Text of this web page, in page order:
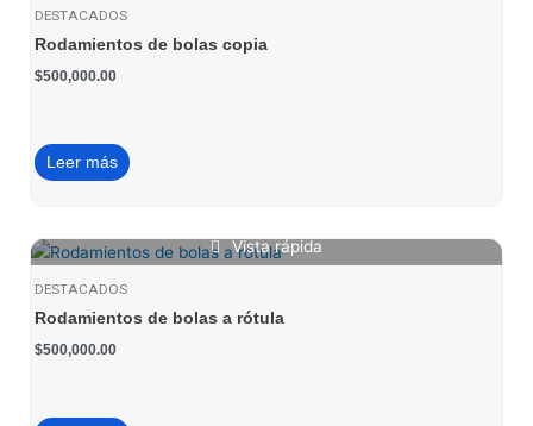
DESTACADOS
Rodamientos de bolas copia
$500,000.00
Leer más
Vista rápida
DESTACADOS
Rodamientos de bolas a rótula
$500,000.00